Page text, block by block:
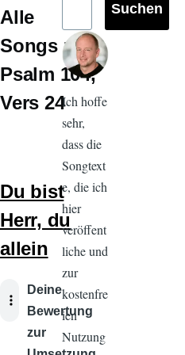
Alle
Songs zu
Psalm 104
Vers 24
Du bist
Herr, du
allein
Audiodatei
Deine
Bewertung
zur
Ich hoffe
sehr,
dass die
Songtext
e, die ich
hier
veröffent
liche und
zur
kostenfre
ien
Nutzung